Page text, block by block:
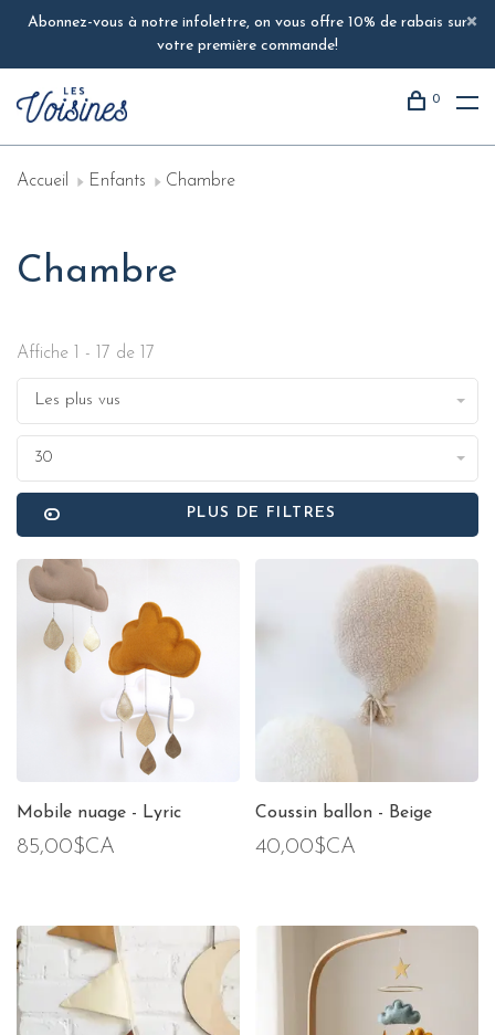
Abonnez-vous à notre infolettre, on vous offre 10% de rabais sur
votre première commande!
0
Accueil Enfants Chambre
Chambre
Affiche 1 - 17 de 17
Les plus vus
30
PLUS DE FILTRES
Mobile nuage - Lyric
85,00$CA
Coussin ballon - Beige
40,00$CA